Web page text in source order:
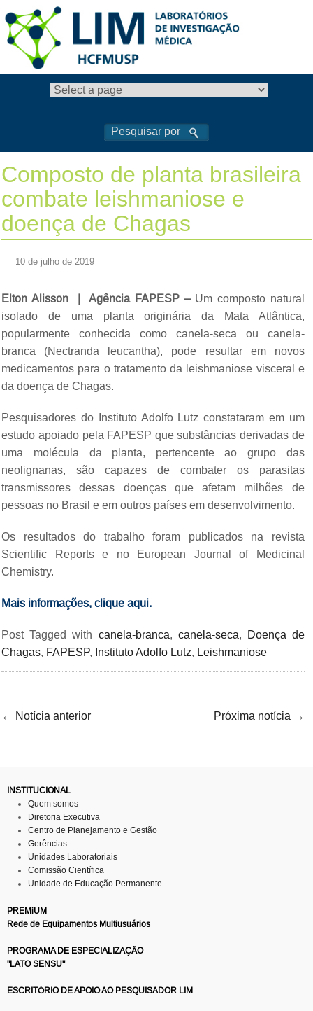
Composto de planta brasileira
combate leishmaniose e
doença de Chagas
10 de julho de 2019
Elton Alisson | Agência FAPESP – Um composto natural
isolado de uma planta originária da Mata Atlântica,
popularmente conhecida como canela-seca ou canela-
branca (Nectranda leucantha), pode resultar em novos
medicamentos para o tratamento da leishmaniose visceral e
da doença de Chagas.
Pesquisadores do Instituto Adolfo Lutz constataram em um
estudo apoiado pela FAPESP que substâncias derivadas de
uma molécula da planta, pertencente ao grupo das
neolignanas, são capazes de combater os parasitas
transmissores dessas doenças que afetam milhões de
pessoas no Brasil e em outros países em desenvolvimento.
Os resultados do trabalho foram publicados na revista
Scientific Reports e no European Journal of Medicinal
Chemistry.
Mais informações,clique aqui.
Post Tagged with canela-branca, canela-seca,
Doença de
Chagas, FAPESP, Instituto Adolfo Lutz, Leishmaniose
← Notícia anterior Próxima notícia →
INSTITUCIONAL
Quem somos
Diretoria Executiva
Centro de Planejamento e Gestão
Gerências
Unidades Laboratoriais
Comissão Científica
Unidade de Educação Permanente
PREMiUM
Rede de Equipamentos Multiusuários
PROGRAMA DE ESPECIALIZAÇÃO
"LATO SENSU"
ESCRITÓRIO DE APOIO AO PESQUISADOR LIM